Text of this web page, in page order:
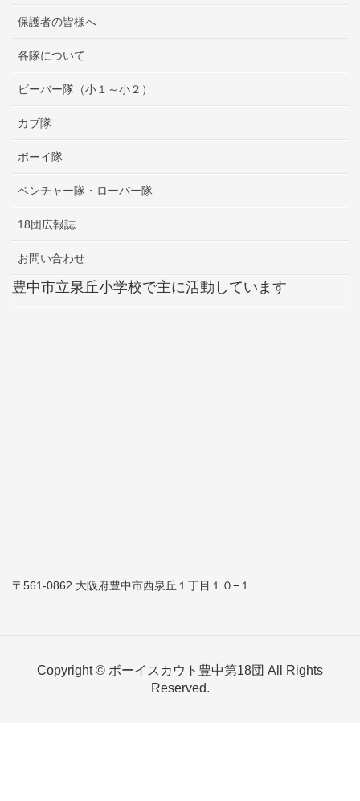
保護者の皆様へ
各隊について
ビーバー隊（小１～小２）
カブ隊
ボーイ隊
ベンチャー隊・ローバー隊
18団広報誌
お問い合わせ
豊中市立泉丘小学校で主に活動しています
〒561-0862 大阪府豊中市西泉丘１丁目１０−１
Copyright © ボーイスカウト豊中第18団 All Rights
Reserved.